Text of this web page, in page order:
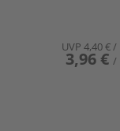
UVP 4,40 €/
3,96 € /